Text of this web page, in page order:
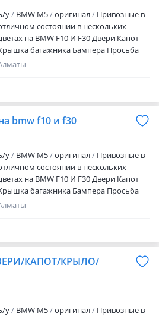
y BMW M5 оригинал
Привозные в
состоянии в нескольких
на BMW F10 И F30 Двери Капот
багажника Бампера Просьба
цену по звонкую.
bmw f10 и f30
y BMW M5 оригинал
Привозные в
состоянии в нескольких
на BMW F10 И F30 Двери Капот
багажника Бампера Просьба
цену по звонкую.
КАПОТ/КРЫЛО/
y BMW M5 оригинал
Привозные в